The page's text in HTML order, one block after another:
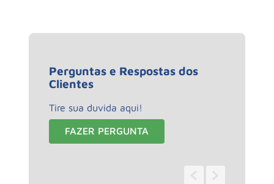
Perguntas e Respostas dos
Clientes
Tire sua duvida aqui!
FAZER PERGUNTA